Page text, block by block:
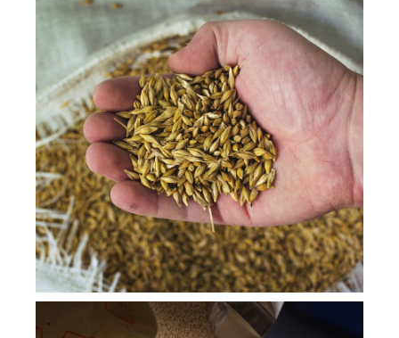
Malz
Je nach Eigenschaft und Mischung sorgt
das Malz für unverwechselbare
Aromavielfalt und Fülle. Dabei brauen
wir nur mit klassifizierten Getreidesorten
aus deutschen Mälzereien. So erhält
jedes unserer Stuttgarter Hofbräu Biere
seinen eigenen Charakter, optisch und
geschmacklich.